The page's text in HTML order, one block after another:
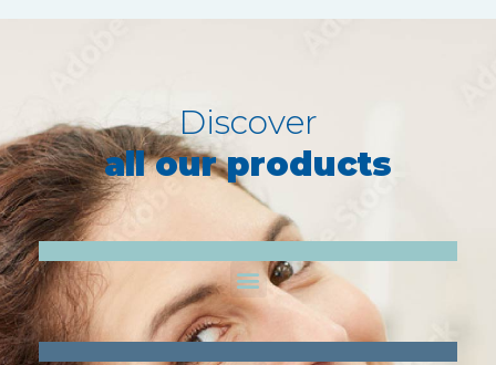
Discover
all our products
EQUIPMENT &